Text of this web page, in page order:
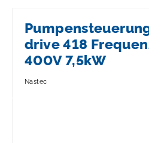
drive 418
400V 7,5kW
Nastec